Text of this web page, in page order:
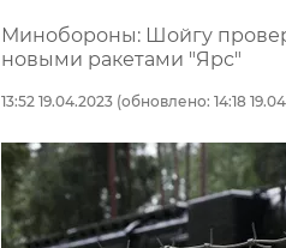
Минобороны: Шойгу
новыми ракетами "Ярс"
13:52 19.04.2023 (обновлено: 14:18